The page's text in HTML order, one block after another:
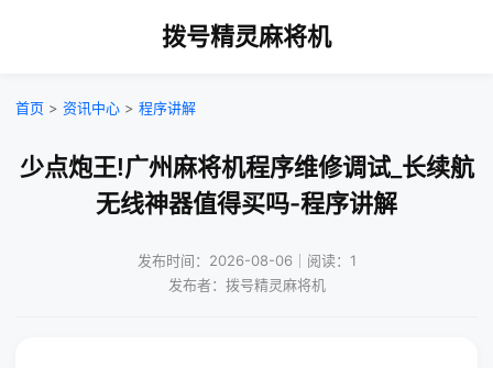
拨号精灵麻将机
首页 > 资讯中心 > 程序讲解
少点炮王!广州麻将机程序维修调试_长续航
无线神器值得买吗-程序讲解
发布时间：2026-08-06｜阅读：1
发布者：拨号精灵麻将机